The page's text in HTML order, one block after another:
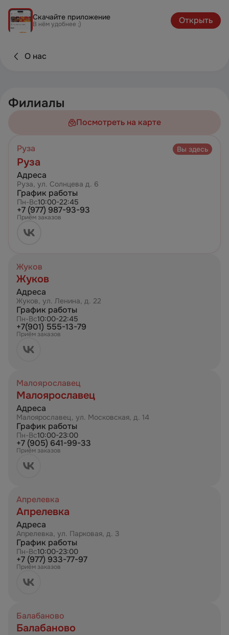
Скачайте приложение
В нём удобнее ;) Открыть
О нас
Филиалы
Посмотреть на карте
Руза Вы здесь
Руза
Адреса
Руза, ул. Солнцева д. 6
График работы
Пн-Вс10:00-22:45
+7 (977) 987-93-93
Приём заказов
Жуков
Жуков
Адреса
Жуков, ул. Ленина, д. 22
График работы
Пн-Вс10:00-22:45
+7(901) 555-13-79
Приём заказов
Малоярославец
Малоярославец
Адреса
Малоярославец, ул. Московская, д. 14
График работы
Пн-Вс10:00-23:00
+7 (905) 641-99-33
Приём заказов
Апрелевка
Апрелевка
Адреса
Апрелевка, ул. Парковая, д. 3
График работы
Пн-Вс10:00-23:00
+7 (977) 933-77-97
Приём заказов
Балабаново
Балабаново